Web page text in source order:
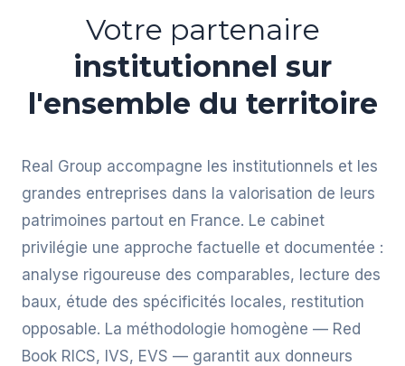
Votre partenaire
institutionnel sur
l'ensemble du territoire
Real Group accompagne les institutionnels et les
grandes entreprises dans la valorisation de leurs
patrimoines partout en France. Le cabinet
privilégie une approche factuelle et documentée :
analyse rigoureuse des comparables, lecture des
baux, étude des spécificités locales, restitution
opposable. La méthodologie homogène — Red
Book RICS, IVS, EVS — garantit aux donneurs